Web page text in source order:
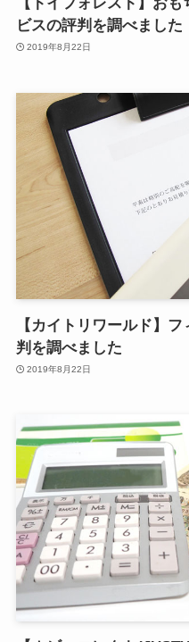
ビスの評判を調べました
2019年8月22日
【カイトリワールド】
判を調べました
2019年8月22日